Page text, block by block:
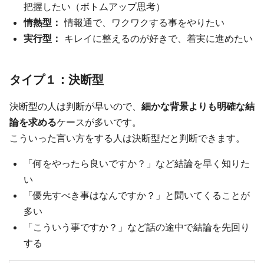
把握したい（ボトムアップ思考）
情熱型： 情報通で、ワクワクする事をやりたい
実行型： キレイに整えるのが好きで、着実に進めたい
タイプ１：決断型
決断型の人は判断が早いので、 細かな背景よりも明確な結
論を求めるケースが多いです。
こういった言い方をする人は決断型だと判断できます。
「何をやったら良いですか？」など結論を早く知りた
い
「優先すべき事はなんですか？」と聞いてくることが
多い
「こういう事ですか？」など話の途中で結論を先回り
する